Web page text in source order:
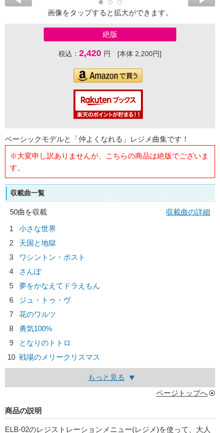
画像をタップすると拡大ができます。
絶版
税込： 2,420 円 [本体 2,200円]
ベーシックモデルと「仲よくなれる」レジメ曲集です！
※大変申し訳ありませんが、こちらの商品は絶版でございま
す。
収載曲一覧
50曲を収載
収載曲の詳細
1
小さな世界
2
天国と地獄
3
ワシントン・ポスト
4
さんぽ
5
夢をかなえてドラえもん
6
ジュ・トゥ・ヴ
7
花のワルツ
8
勇気100%
9
となりのトトロ
10 戦場のメリークリスマス
もっと見る
ページトップへ
商品の説明
ELB-02のレジストレーションメニュー(レジメ)を使って、大人